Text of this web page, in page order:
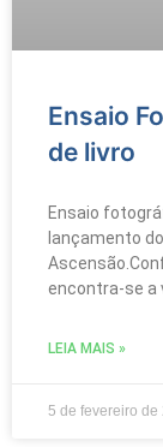
Ensaio
de livro
Ensaio
lançamento
encontra-se a
LEIA MAIS »
5 de fevereiro de